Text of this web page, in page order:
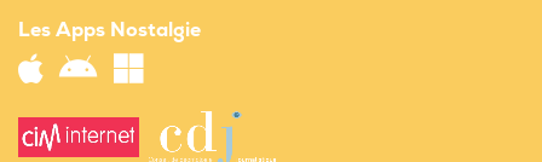
Les Apps Nostalgie